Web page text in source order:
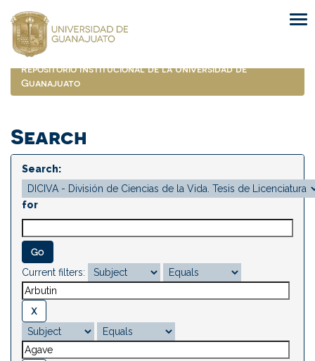
navigation
Repositorio Institucional de la Universidad de
Guanajuato
Search
Search:
for
Current filters: